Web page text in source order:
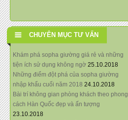
CHUYÊN MỤC TƯ VẤN
Khám phá sopha giường giá rẻ và những
tiện ích sử dụng không ngờ 25.10.2018
Những điểm đột phá của sopha giường
nhập khẩu cuối năm 2018 24.10.2018
Bài trí không gian phòng khách theo phong
cách Hàn Quốc đẹp và ấn tượng
23.10.2018